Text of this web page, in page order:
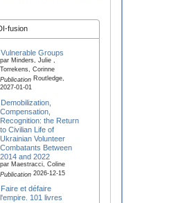
fusion
Vulnerable Groups
par Minders, Julie ,
Torrekens, Corinne
PublicationRoutledge,
2027-01-01
Demobilization,
Compensation,
Recognition: the Return
to Civilian Life of
Ukrainian Volunteer
Combatants Between
2014 and 2022
par Maestracci, Coline
Publication2026-12-15
Faire et défaire
l'empire. 101 livres